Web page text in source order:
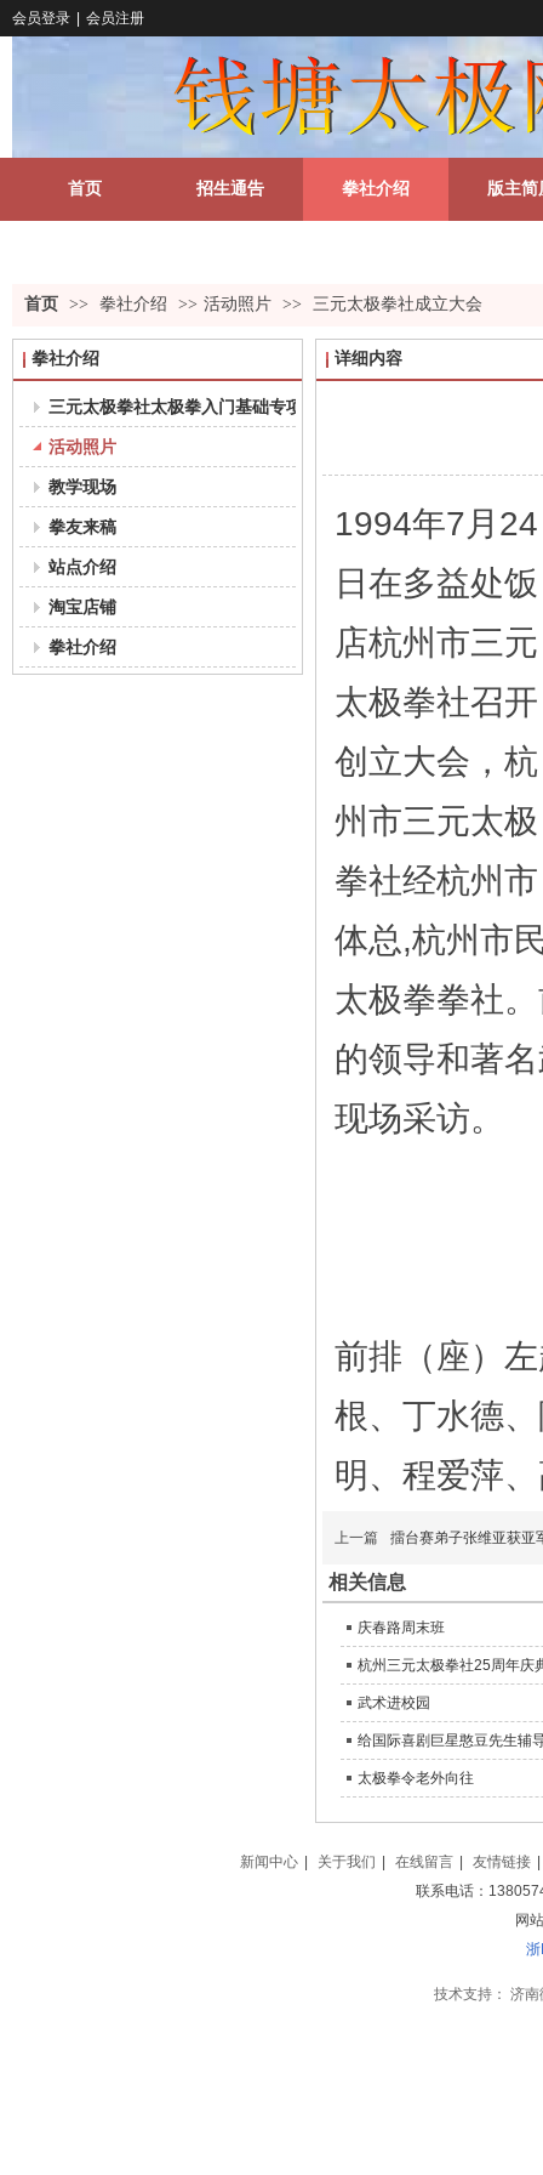
会员登录 会员注册
首页 招生通告 拳社介绍 版主简
首页 >> 拳社介绍 >> 活动照片 >> 三元太极拳社成立大会
拳社介绍
三元太极拳社太极拳入门基础专项课程教学大纲（18-35岁组）
活动照片
教学现场
拳友来稿
站点介绍
淘宝店铺
拳社介绍
详细内容
1994年7月24
日在多益处饭
店杭州市三元
太极拳社召开
创立大会，杭
州市三元太极
拳社经杭州市
体总,杭州市
太极拳拳社
的领导和著
现场采访。
前排（座）
根、丁水德
明、程爱萍
上一篇 擂台赛弟子张维亚获亚
相关信息
庆春路周末班
杭州三元太极拳社25周年庆
武术进校园
给国际喜剧巨星憨豆先生辅
太极拳令老外向往
新闻中心 关于我们 在线留言 友情链接
联系电话：
网
技术支持： 济南